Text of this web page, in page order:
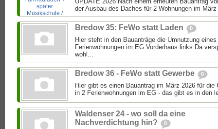
der Ausbau des Daches für 2 Wohnungen im
Bredow 35: FeWo statt Laden 0
Hier steht in den Bauanträge die Umnutzung
Ferienwohnungen im EG Vorderhaus links Da
wohl...
Bredow 36 - FeWo statt Gewerbe 0
Hier gibt es einen Bauantrag im März 2026 für die
in 2 Ferienwohnungen im EG - das gibt es in den
Waldenser 24 - wo soll da eine
Nachverdichtung hin?
0